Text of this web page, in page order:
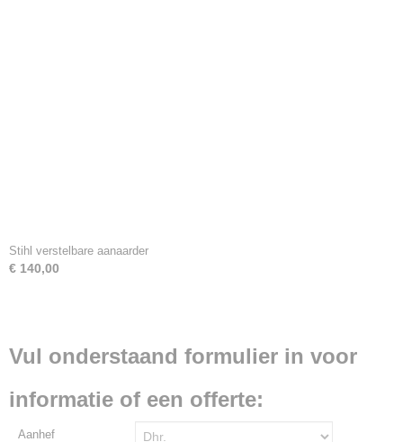
Stihl verstelbare aanaarder
€ 140,00
Vul onderstaand formulier in voor
informatie of een offerte:
Aanhef